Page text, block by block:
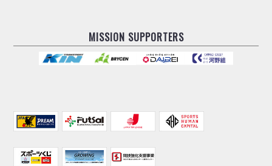
MISSION SUPPORTERS